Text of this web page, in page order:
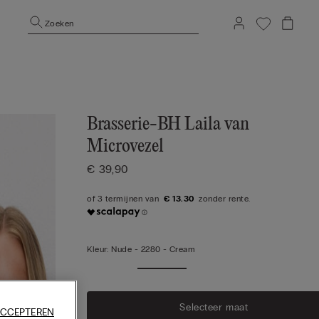
Zoeken
Brasserie-BH Laila van
Microvezel
€ 39,90
€ 13.30
Kleur: Nude - 2280 - Cream
Selecteer maat